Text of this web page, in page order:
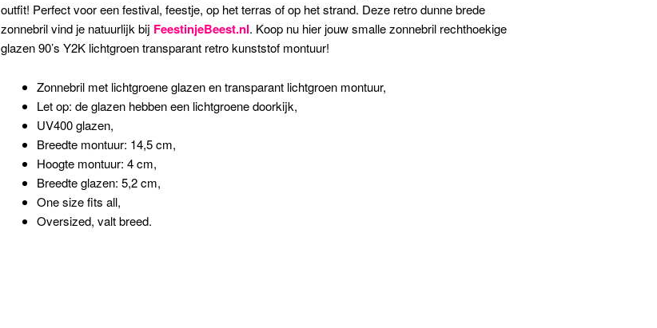
outfit! Perfect voor een festival, feestje, op het terras of op het strand. Deze retro dunne brede
zonnebril vind je natuurlijk bij FeestinjeBeest.nl. Koop nu hier jouw smalle zonnebril rechthoekige
glazen 90’s Y2K lichtgroen transparant retro kunststof montuur!
Zonnebril met lichtgroene glazen en transparant lichtgroen montuur,
Let op: de glazen hebben een lichtgroene doorkijk,
UV400 glazen,
Breedte montuur: 14,5 cm,
Hoogte montuur: 4 cm,
Breedte glazen: 5,2 cm,
One size fits all,
Oversized, valt breed.